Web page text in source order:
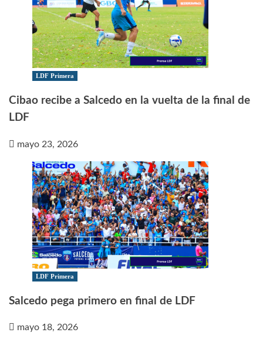
LDF Primera
Cibao recibe a Salcedo en la vuelta de la final de
LDF
mayo 23, 2026
LDF Primera
Salcedo pega primero en final de LDF
mayo 18, 2026